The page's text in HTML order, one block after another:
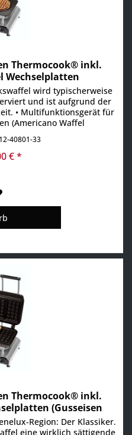
Thermocook® inkl.
Wechselplatten
wird typischerweise
und ist aufgrund der
• Multifunktionsgerät für
(Americano Waffel
erhältlich, z.B. für
Pancakes, Donuts,...
40801-33
€ *
Thermocook® inkl.
(Gusseisen
Region: Der Klassiker.
eine wirklich sättigende